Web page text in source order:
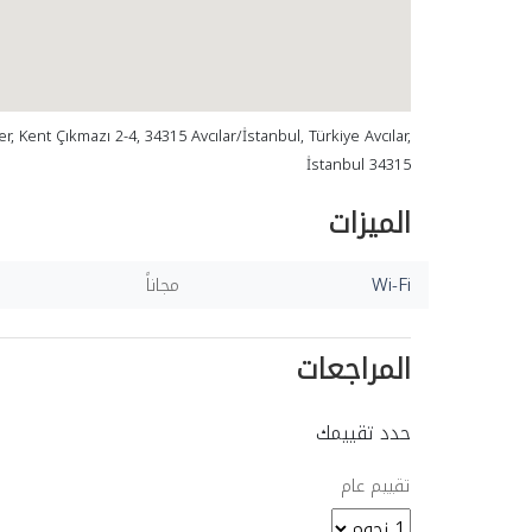
Kent Çıkmazı 2-4, 34315 Avcılar/İstanbul, Türkiye Avcılar,
İstanbul 34315
الميزات
Wi-Fi مجاناً
المراجعات
حدد تقييمك
تقييم عام